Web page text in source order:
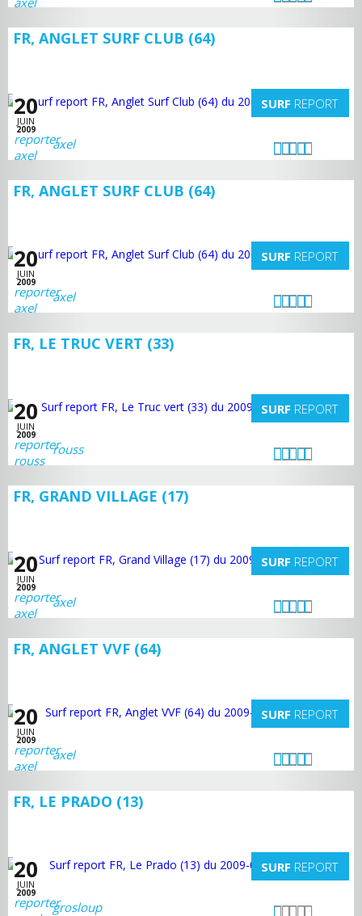
FR, ANGLET SURF CLUB (64)
20
JUIN
2009
SURF REPORT
axel
FR, ANGLET SURF CLUB (64)
20
JUIN
2009
SURF REPORT
axel
FR, LE TRUC VERT (33)
20
JUIN
2009
SURF REPORT
rouss
FR, GRAND VILLAGE (17)
20
JUIN
2009
SURF REPORT
axel
FR, ANGLET VVF (64)
20
JUIN
2009
SURF REPORT
axel
FR, LE PRADO (13)
20
JUIN
2009
SURF REPORT
grosloup